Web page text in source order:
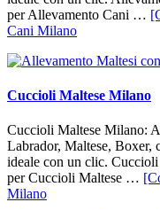
per Allevamento Cani …
Cani Milano
Cuccioli Maltese Milano
Cuccioli Maltese Milano:
Labrador, Maltese, Boxer,
ideale con un clic.
per Cuccioli Maltese …
Milano